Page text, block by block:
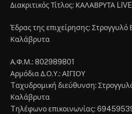
Διακριτικός Τίτλος: ΚΑΛΑΒΡΥΤΑ
Έδρας της επιχείρησης: Στρογγυλό
Καλάβρυτα
Α.Φ.Μ.: 802989801
Αρμόδια Δ.Ο.Υ.: ΑΙΓΙΟΥ
Tαχυδρομική διεύθυνση:
Καλάβρυτα
Tηλέφωνο επικοινωνίας: